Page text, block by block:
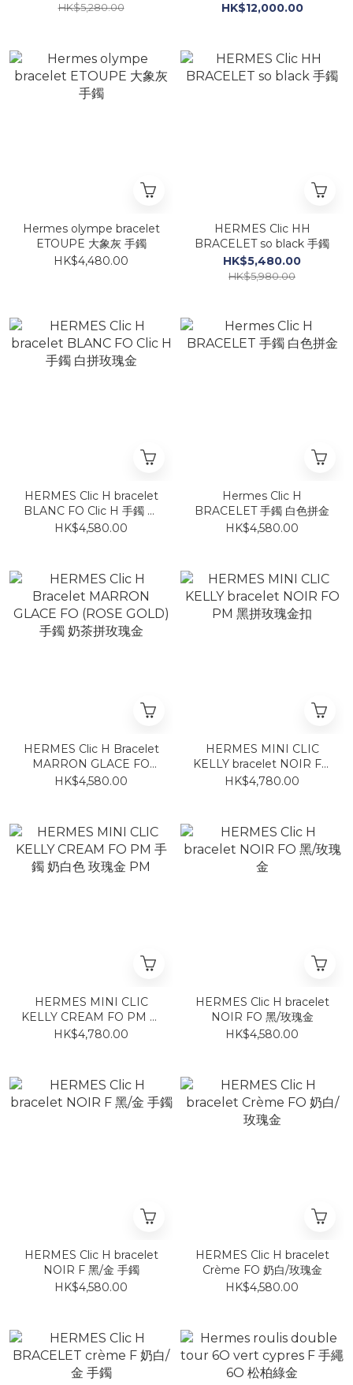
HK$5,280.00
HK$12,000.00
Hermes olympe bracelet
ETOUPE 大象灰 手鐲
HK$4,480.00
HERMES Clic HH
BRACELET so black 手鐲
HK$5,480.00
HK$5,980.00
HERMES Clic H bracelet
BLANC FO Clic H 手鐲 白
拼玫瑰金
HK$4,580.00
Hermes Clic H
BRACELET 手鐲 白色拼金
HK$4,580.00
HERMES Clic H Bracelet
MARRON GLACE FO
(ROSE GOLD) 手鐲 奶茶拼
HK$4,580.00
HERMES MINI CLIC
KELLY bracelet NOIR FO
PM 黑拼玫瑰金扣
HK$4,780.00
HERMES MINI CLIC
KELLY CREAM FO PM 手
鐲 奶白色 玫瑰金 PM
HK$4,780.00
HERMES Clic H bracelet
NOIR FO 黑/玫瑰金
HK$4,580.00
HERMES Clic H bracelet
NOIR F 黑/金 手鐲
HK$4,580.00
HERMES Clic H bracelet
Crème FO 奶白/玫瑰金
HK$4,580.00